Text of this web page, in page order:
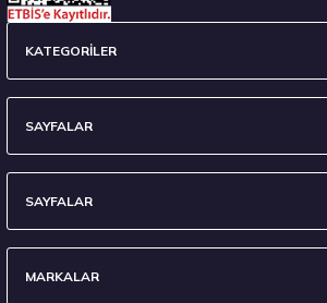
KATEGORİLER
SAYFALAR
SAYFALAR
MARKALAR